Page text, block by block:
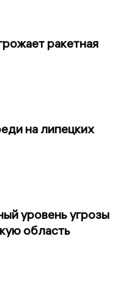
ракетная
на липецких
уровень угрозы
область